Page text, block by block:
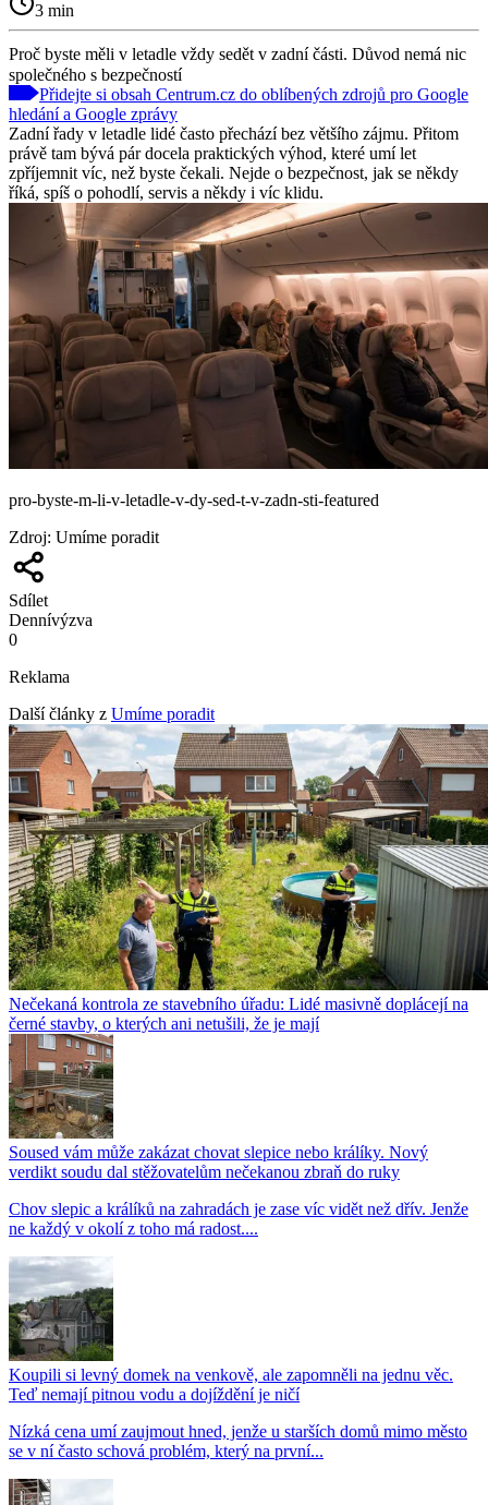
3 min
Proč byste měli v letadle vždy sedět v zadní části. Důvod nemá nic
společného s bezpečností
Přidejte si obsah Centrum.cz do oblíbených zdrojů pro Google
hledání a Google zprávy
Zadní řady v letadle lidé často přechází bez většího zájmu. Přitom
právě tam bývá pár docela praktických výhod, které umí let
zpříjemnit víc, než byste čekali. Nejde o bezpečnost, jak se někdy
říká, spíš o pohodlí, servis a někdy i víc klidu.
pro-byste-m-li-v-letadle-v-dy-sed-t-v-zadn-sti-featured
Zdroj: Umíme poradit
Sdílet
Dennívýzva
0
Reklama
Další články z Umíme poradit
Nečekaná kontrola ze stavebního úřadu: Lidé masivně doplácejí na
černé stavby, o kterých ani netušili, že je mají
Soused vám může zakázat chovat slepice nebo králíky. Nový
verdikt soudu dal stěžovatelům nečekanou zbraň do ruky
Chov slepic a králíků na zahradách je zase víc vidět než dřív. Jenže
ne každý v okolí z toho má radost....
Koupili si levný domek na venkově, ale zapomněli na jednu věc.
Teď nemají pitnou vodu a dojíždění je ničí
Nízká cena umí zaujmout hned, jenže u starších domů mimo město
se v ní často schová problém, který na první...